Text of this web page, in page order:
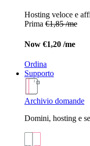
Hosting veloce e
Prima €1,85 /me
Now €1,20 /me
Ordina
Supporto
Archivio domande
Domini, hosting e